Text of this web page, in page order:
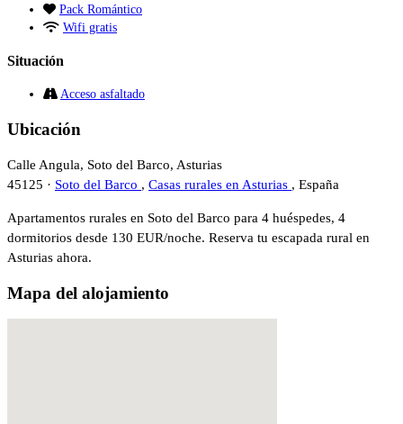
Pack Romántico
Wifi gratis
Situación
Acceso asfaltado
Ubicación
Calle Angula, Soto del Barco, Asturias
45125 · Soto del Barco , Casas rurales en Asturias , España
Apartamentos rurales en Soto del Barco para 4 huéspedes, 4
dormitorios desde 130 EUR/noche. Reserva tu escapada rural en
Asturias ahora.
Mapa del alojamiento